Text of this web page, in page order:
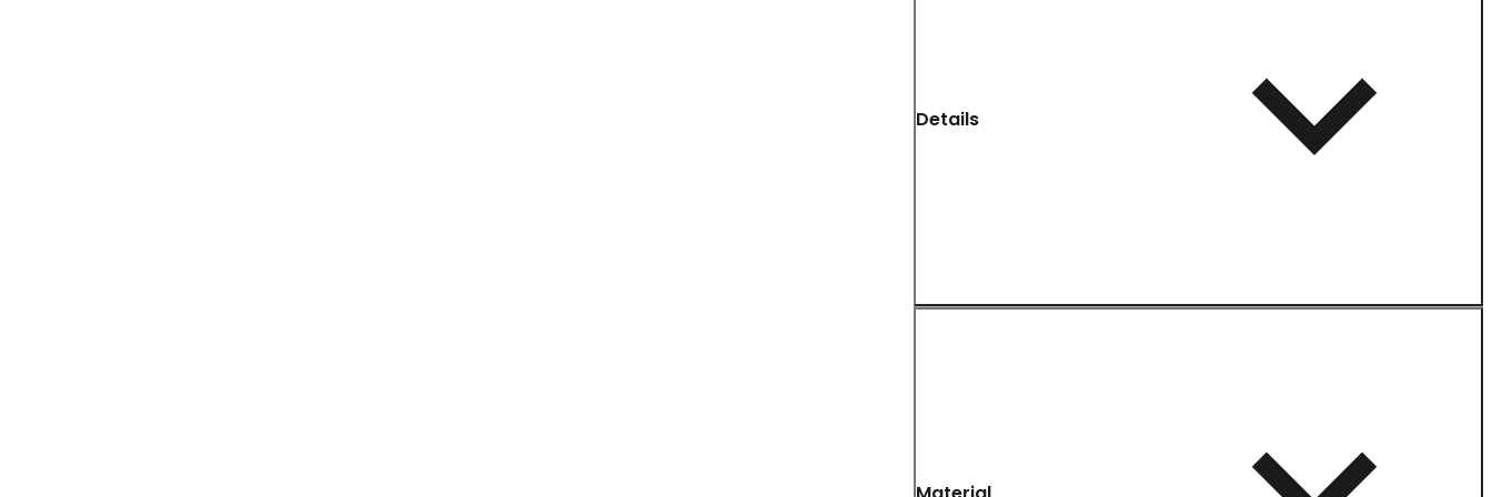
Details